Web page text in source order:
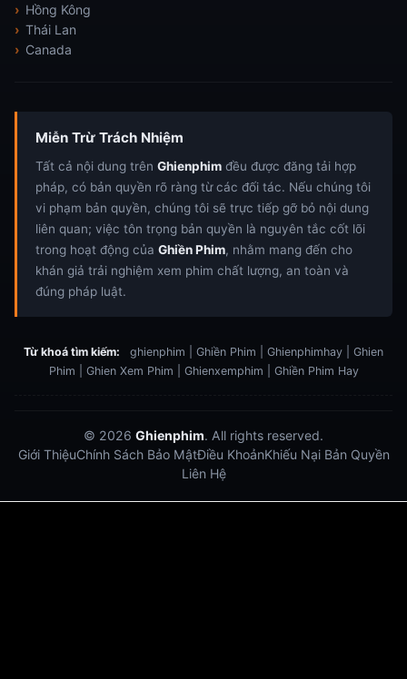
Hồng Kông
Thái Lan
Canada
Miễn Trừ Trách Nhiệm
Tất cả nội dung trên Ghienphim đều được đăng tải hợp
pháp, có bản quyền rõ ràng từ các đối tác. Nếu chúng tôi
vi phạm bản quyền, chúng tôi sẽ trực tiếp gỡ bỏ nội dung
liên quan; việc tôn trọng bản quyền là nguyên tắc cốt lõi
trong hoạt động của Ghiền Phim, nhằm mang đến cho
khán giả trải nghiệm xem phim chất lượng, an toàn và
đúng pháp luật.
Từ khoá tìm kiếm:
ghienphim | Ghiền Phim | Ghienphimhay | Ghien
Phim | Ghien Xem Phim | Ghienxemphim | Ghiền Phim Hay
© 2026 Ghienphim. All rights reserved.
Giới ThiệuChính Sách Bảo MậtĐiều KhoảnKhiếu Nại Bản Quyền
Liên Hệ